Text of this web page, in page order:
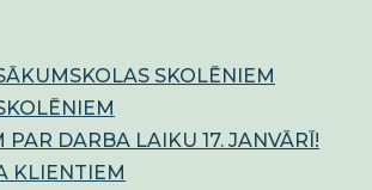
SKOLĒNIEM
PAR DARBA LAIKU 17. JANVĀRĪ!
KLIENTIEM